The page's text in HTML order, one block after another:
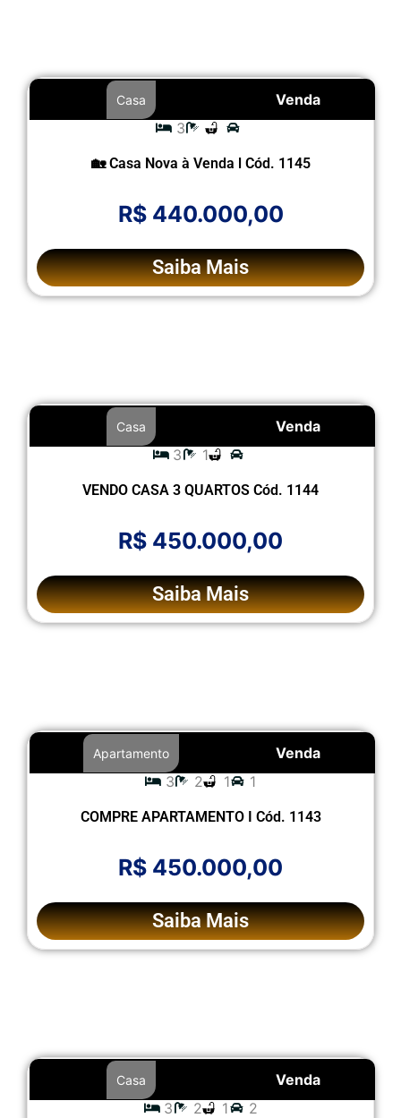
Venda
Casa
3
🏡 Casa Nova à Venda l Cód. 1145
R$ 440.000,00
Saiba Mais
Venda
Casa
3 1
VENDO CASA 3 QUARTOS Cód. 1144
R$ 450.000,00
Saiba Mais
Venda
Apartamento
3 2 1 1
COMPRE APARTAMENTO I Cód. 1143
R$ 450.000,00
Saiba Mais
Venda
Casa
3 2 1 2